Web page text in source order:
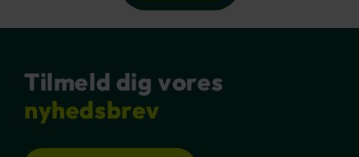
Tilmeld dig vores
nyhedsbrev